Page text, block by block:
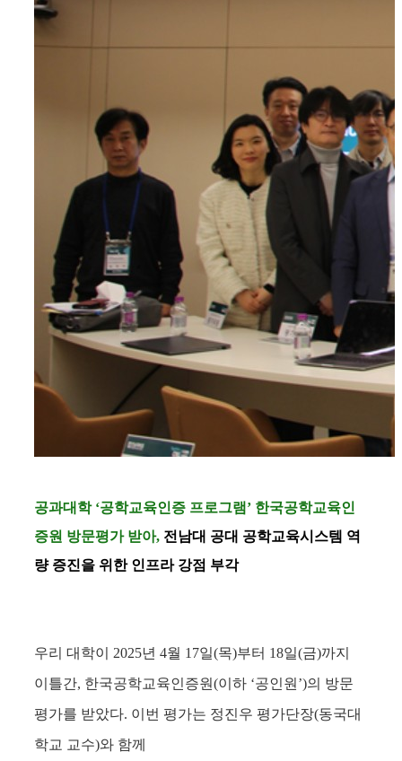
공과대학 ‘공학교육인증 프로그램’ 한국공학교육인
증원 방문평가 받아, 전남대 공대 공학교육시스템 역
량 증진을 위한 인프라 강점 부각
우리 대학이 2025년 4월 17일(목)부터 18일(금)까지
이틀간, 한국공학교육인증원(이하 ‘공인원 ’)의 방문
평가를 받았다. 이번 평가는 정진우 평가단장(동국대
학교 교수)와 함께